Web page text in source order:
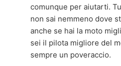
comunque per aiutarti.
non sai nemmeno dove
anche se hai la moto
sei il pilota migliore del
sempre un poveraccio.